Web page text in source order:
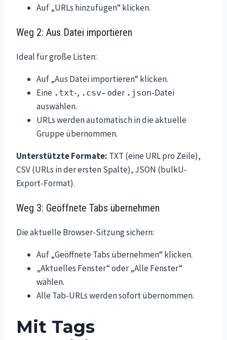
Auf „URLs hinzufügen“ klicken.
Weg 2: Aus Datei importieren
Ideal für große Listen:
Auf „Aus Datei importieren“ klicken.
Eine .txt-, .csv– oder .json-Datei
auswählen.
URLs werden automatisch in die aktuelle
Gruppe übernommen.
Unterstützte Formate: TXT (eine URL pro Zeile),
CSV (URLs in der ersten Spalte), JSON (bulkU-
Export-Format).
Weg 3: Geöffnete Tabs übernehmen
Die aktuelle Browser-Sitzung sichern:
Auf „Geöffnete Tabs übernehmen“ klicken.
„Aktuelles Fenster“ oder „Alle Fenster“
wählen.
Alle Tab-URLs werden sofort übernommen.
Mit Tags